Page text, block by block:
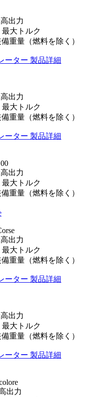
出力
最大トルク
重量（燃料を除く）
ーター 製品詳細
出力
最大トルク
重量（燃料を除く）
ーター 製品詳細
出力
最大トルク
重量（燃料を除く）
出力
最大トルク
重量（燃料を除く）
ーター 製品詳細
出力
最大トルク
重量（燃料を除く）
ーター 製品詳細
出力